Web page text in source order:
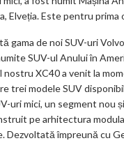
m
Elveția. Este pentru
gama de noi SUV-uri
SUV-ul Anului în
XC40 a venit la
trei modele SUV
uri mici, un segment nou
pe arhitectura
Dezvoltată împreună cu